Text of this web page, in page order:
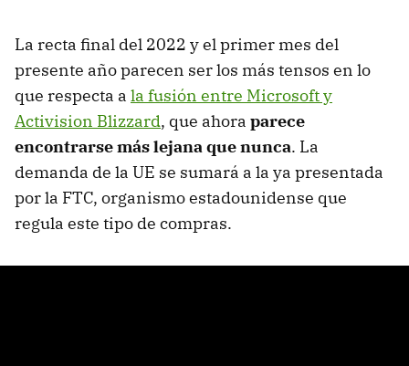
La recta final del 2022 y el primer mes del
presente año parecen ser los más tensos en lo
que respecta a la fusión entre Microsoft y
Activision Blizzard, que ahora parece
encontrarse más lejana que nunca. La
demanda de la UE se sumará a la ya presentada
por la FTC, organismo estadounidense que
regula este tipo de compras.